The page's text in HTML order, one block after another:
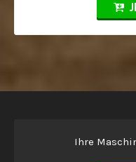
Ihre